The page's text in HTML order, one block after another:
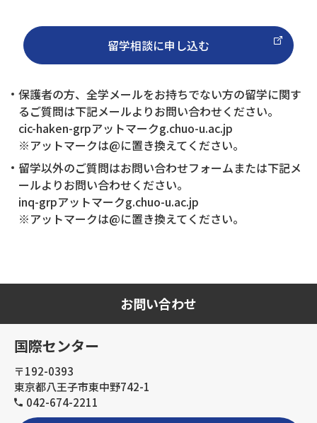
留学相談に申し込む
保護者の方、全学メールをお持ちでない方の留学に関す
るご質問は下記メールよりお問い合わせください。
cic-haken-grpアットマークg.chuo-u.ac.jp
※アットマークは@に置き換えてください。
留学以外のご質問はお問い合わせフォームまたは下記メ
ールよりお問い合わせください。
inq-grpアットマークg.chuo-u.ac.jp
※アットマークは@に置き換えてください。
お問い合わせ
国際センター
〒192-0393
東京都八王子市東中野742-1
042-674-2211